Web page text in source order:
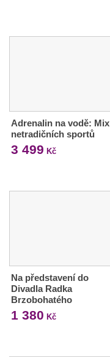
Adrenalin na vodě: Mix
netradičních sportů
3 499 Kč
Na představení do
Divadla Radka
Brzobohatého
1 380 Kč